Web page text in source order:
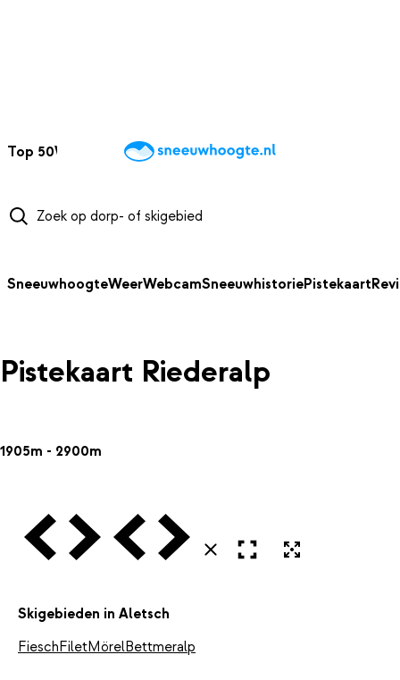
Top 50Webcams WintersportweerKaarten
SneeuwhoogteWeerWebcamSneeuwhistoriePistekaart
Pistekaart Riederalp
1905m - 2900m
Vorige VolgendeVorige Volgende
SluitenOpen in volledig scherm
Skigebieden in Aletsch
FieschFiletMörelBettmeralp